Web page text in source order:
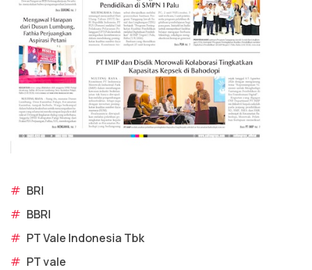
# BRI
# BBRI
# PT Vale Indonesia Tbk
# PT vale